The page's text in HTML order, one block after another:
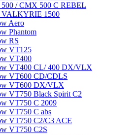
500 / CMX 500 C REBEL
VALKYRIE 1500
Aero
Phantom
RS
VT125
VT400
VT400 CL/ 400 DX/VLX
VT600 CD/CDLS
VT600 DX/VLX
VT750 Black Spirit C2
VT750 C 2009
VT750 C abs
VT750 C2/C3 ACE
VT750 C2S